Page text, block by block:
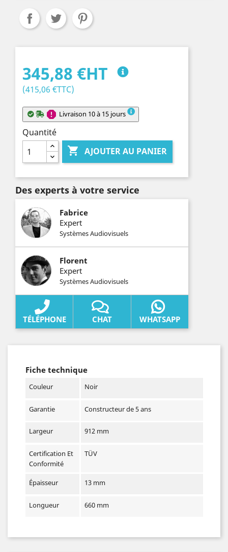
345,88 €HT
(415,06 €TTC)
report Livraison 10 à 15 jours
Quantité
 AJOUTER AU PANIER
Des experts à votre service
Fabrice
Expert
Systèmes Audiovisuels
Florent
Expert
Systèmes Audiovisuels
TÉLÉPHONE CHAT WHATSAPP
Fiche technique
Couleur Noir
Garantie Constructeur de 5 ans
Largeur 912 mm
Certification Et
Conformité
TÜV
Épaisseur 13 mm
Longueur 660 mm